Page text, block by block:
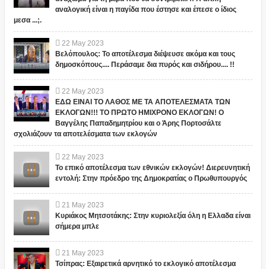
αναλογική είναι η παγίδα που έστησε και έπεσε ο ίδιος
μεσα ...;.
22 May 2023
Βελόπουλος: Το αποτέλεσμα διέψευσε ακόμα και τους
δημοσκόπους.... Περάσαμε δια πυρός και σιδήρου.... !!
22 May 2023
ΕΔΩ ΕΙΝΑΙ ΤΟ ΛΑΘΟΣ ΜΕ ΤΑ ΑΠΟΤΕΛΕΣΜΑΤΑ ΤΩΝ
ΕΚΛΟΓΩΝ!!! ΤΟ ΠΡΩΤΟ ΗΜΙΧΡΟΝΟ ΕΚΛΟΓΩΝ! Ο
Βαγγέλης Παπαδημητρίου και ο Άρης Πορτοσάλτε
σχολιάζουν τα αποτελέσματα των εκλογών
22 May 2023
Το επικό αποτέλεσμα των εθνικών εκλογών! Διερευνητική
εντολή: Στην πρόεδρο της Δημοκρατίας ο Πρωθυπουργός
21 May 2023
Κυριάκος Μητσοτάκης: Στην κυριολεξία όλη η Ελλαδα είναι
σήμερα μπλε
21 May 2023
Τσίπρας: Εξαιρετικά αρνητικό το εκλογικό αποτέλεσμα